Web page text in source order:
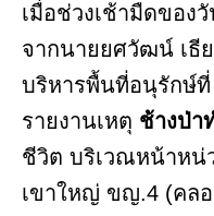
เมื่อช่วงเช้ามืดของ
จากนายยศวัฒน์ เธี
บริหารพื้นที่อนุรักษ์
รายงานเหตุ ช้างป่า
ชีวิต บริเวณหน้าหน่
เขาใหญ่ ขญ.4 (คลอ